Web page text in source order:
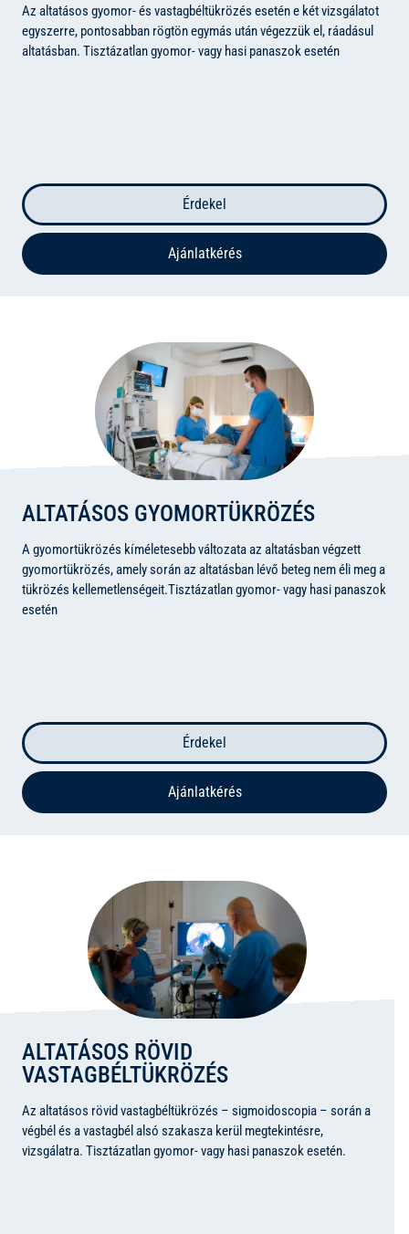
Az altatásos gyomor- és vastagbéltükrözés esetén e két vizsgálatot
egyszerre, pontosabban rögtön egymás után végezzük el, ráadásul
altatásban. Tisztázatlan gyomor- vagy hasi panaszok esetén
Érdekel
Ajánlatkérés
ALTATÁSOS GYOMORTÜKRÖZÉS
A gyomortükrözés kíméletesebb változata az altatásban végzett
gyomortükrözés, amely során az altatásban lévő beteg nem éli meg a
tükrözés kellemetlenségeit.Tisztázatlan gyomor- vagy hasi panaszok
esetén
Érdekel
Ajánlatkérés
ALTATÁSOS RÖVID
VASTAGBÉLTÜKRÖZÉS
Az altatásos rövid vastagbéltükrözés – sigmoidoscopia – során a
végbél és a vastagbél alsó szakasza kerül megtekintésre,
vizsgálatra. Tisztázatlan gyomor- vagy hasi panaszok esetén.